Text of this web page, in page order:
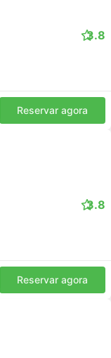
3.8
Reservar agora
3.8
Reservar agora